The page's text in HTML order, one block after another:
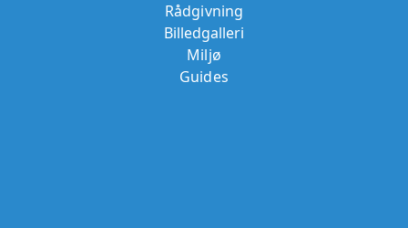
Rådgivning
Billedgalleri
Miljø
Guides